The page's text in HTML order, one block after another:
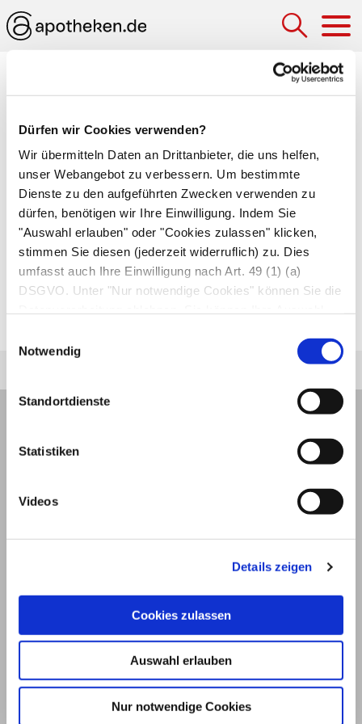
Dürfen wir Cookies verwenden?
Wir übermitteln Daten an Drittanbieter, die uns helfen,
unser Webangebot zu verbessern. Um bestimmte
Dienste zu den aufgeführten Zwecken verwenden zu
dürfen, benötigen wir Ihre Einwilligung. Indem Sie
"Auswahl erlauben" oder "Cookies zulassen" klicken,
stimmen Sie diesen (jederzeit widerruflich) zu. Dies
umfasst auch Ihre Einwilligung nach Art. 49 (1) (a)
DSGVO. Unter "Nur notwendige Cookies" können Sie die
Notwendig
Standortdienste
Statistiken
Videos
Details zeigen
Cookies zulassen
Auswahl erlauben
Nur notwendige Cookies
Balken (Corpus callosum, große
Kommissurenbahn)
Quer verlaufende Verbindung beider
Gehirnhälften, die beim Menschen aus etwa 200
MillionenNervenfasernbesteht. Der Balken liegt
am unteren Boden der großen Längsfurche des
Großhirnsund dient dem
Informationsaustausch zwischen den beiden
Gehirnhälften.
© 2026
Impressum und Nutzungsbedingungen